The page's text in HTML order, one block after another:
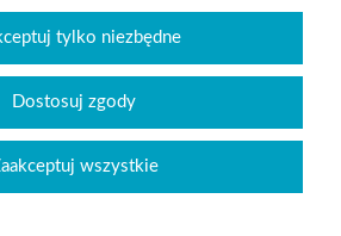
POMOC
MOJE KONTO
|handlowy@abcwyposazenia.pl
tylko niezbędne
Dostosuj zgody
wszystkie